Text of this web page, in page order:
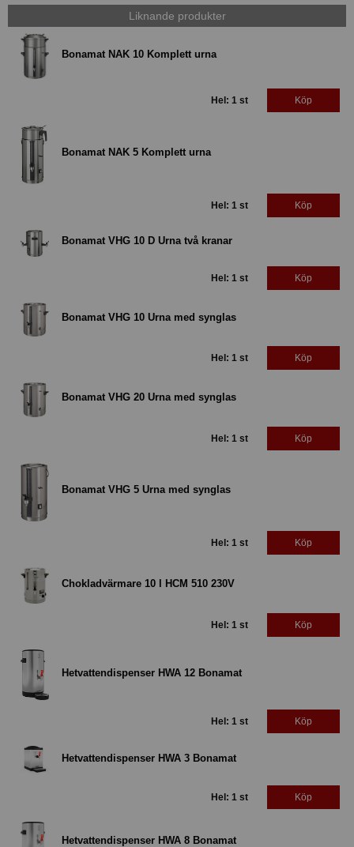
Liknande produkter
Bonamat NAK 10 Komplett urna
Hel: 1 st Köp
Bonamat NAK 5 Komplett urna
Hel: 1 st Köp
Bonamat VHG 10 D Urna två kranar
Hel: 1 st Köp
Bonamat VHG 10 Urna med synglas
Hel: 1 st Köp
Bonamat VHG 20 Urna med synglas
Hel: 1 st Köp
Bonamat VHG 5 Urna med synglas
Hel: 1 st Köp
Chokladvärmare 10 l HCM 510 230V
Hel: 1 st Köp
Hetvattendispenser HWA 12 Bonamat
Hel: 1 st Köp
Hetvattendispenser HWA 3 Bonamat
Hel: 1 st Köp
Hetvattendispenser HWA 8 Bonamat